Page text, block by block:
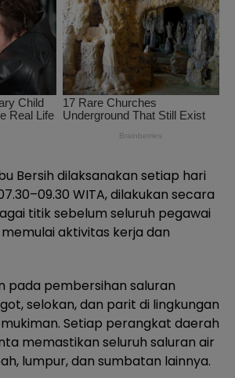
Bersih dilaksanakan setiap hari
WITA, dilakukan secara
titik sebelum seluruh pegawai
aktivitas kerja dan
pada pembersihan saluran
selokan, dan parit di lingkungan
Setiap perangkat daerah
memastikan seluruh saluran air
lumpur, dan sumbatan lainnya.